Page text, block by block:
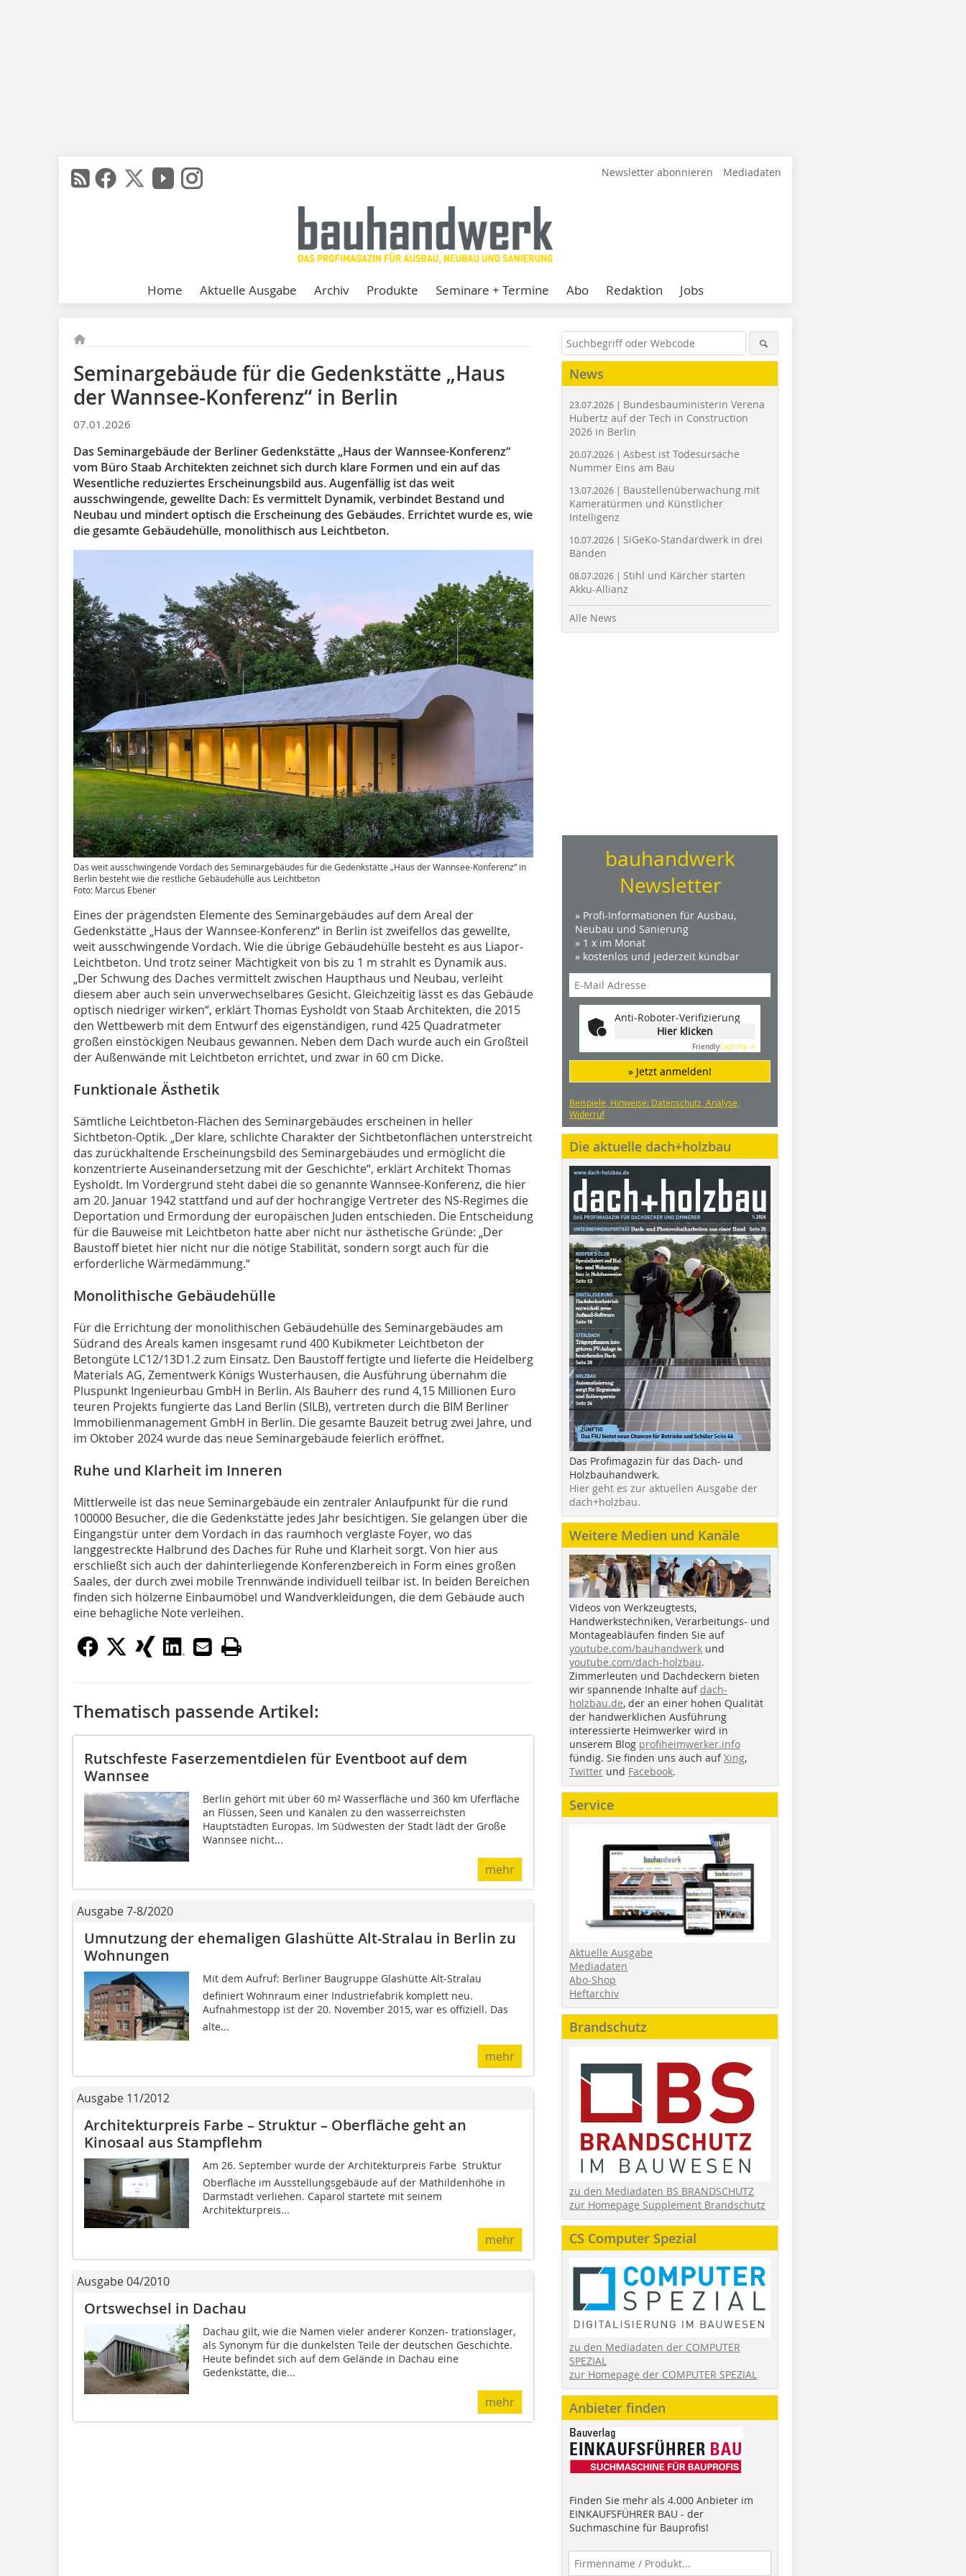
Newsletter abonnieren Mediadaten
Home Aktuelle Ausgabe Archiv Produkte Seminare + Termine Abo Redaktion Jobs
Seminargebäude für die Gedenkstätte „Haus
der Wannsee-Konferenz“ in Berlin
07.01.2026
Das Seminargebäude der Berliner Gedenkstätte „Haus der Wannsee-Konferenz“
vom Büro Staab Architekten zeichnet sich durch klare Formen und ein auf das
Wesentliche reduziertes Erscheinungsbild aus. Augenfällig ist das weit
ausschwingende, gewellte Dach: Es vermittelt Dynamik, verbindet Bestand und
Neubau und mindert optisch die Erscheinung des Gebäudes. Errichtet wurde es, wie
die gesamte Gebäudehülle, monolithisch aus Leichtbeton.
Das weit ausschwingende Vordach des Seminargebäudes für die Gedenkstätte „Haus der Wannsee-Konferenz“ in
Berlin besteht wie die restliche Gebäudehülle aus Leichtbeton
Foto: Marcus Ebener
Eines der prägendsten Elemente des Seminargebäudes auf dem Areal der
Gedenkstätte „Haus der Wannsee-Konferenz“ in Berlin ist zweifellos das gewellte,
weit ausschwingende Vordach. Wie die übrige Gebäudehülle besteht es aus Liapor-
Leichtbeton. Und trotz seiner Mächtigkeit von bis zu 1 m strahlt es Dynamik aus.
„Der Schwung des Daches vermittelt zwischen Haupthaus und Neubau, verleiht
diesem aber auch sein unverwechselbares Gesicht. Gleichzeitig lässt es das Gebäude
optisch niedriger wirken“, erklärt Thomas Eysholdt von Staab Architekten, die 2015
den Wettbewerb mit dem Entwurf des eigenständigen, rund 425 Quadratmeter
großen einstöckigen Neubaus gewannen. Neben dem Dach wurde auch ein Großteil
der Außenwände mit Leichtbeton errichtet, und zwar in 60 cm Dicke.
Funktionale Ästhetik
Sämtliche Leichtbeton-Flächen des Seminargebäudes erscheinen in heller
Sichtbeton-Optik. „Der klare, schlichte Charakter der Sichtbetonflächen unterstreicht
das zurückhaltende Erscheinungsbild des Seminargebäudes und ermöglicht die
konzentrierte Auseinandersetzung mit der Geschichte“, erklärt Architekt Thomas
Eysholdt. Im Vordergrund steht dabei die so genannte Wannsee-Konferenz, die hier
am 20. Januar 1942 stattfand und auf der hochrangige Vertreter des NS-Regimes die
Deportation und Ermordung der europäischen Juden entschieden. Die Entscheidung
für die Bauweise mit Leichtbeton hatte aber nicht nur ästhetische Gründe: „Der
Baustoff bietet hier nicht nur die nötige Stabilität, sondern sorgt auch für die
erforderliche Wärmedämmung.“
Monolithische Gebäudehülle
Für die Errichtung der monolithischen Gebäudehülle des Seminargebäudes am
Südrand des Areals kamen insgesamt rund 400 Kubikmeter Leichtbeton der
Betongüte LC12/13D1.2 zum Einsatz. Den Baustoff fertigte und lieferte die Heidelberg
Materials AG, Zementwerk Königs Wusterhausen, die Ausführung übernahm die
Pluspunkt Ingenieurbau GmbH in Berlin. Als Bauherr des rund 4,15 Millionen Euro
teuren Projekts fungierte das Land Berlin (SILB), vertreten durch die BIM Berliner
Immobilienmanagement GmbH in Berlin. Die gesamte Bauzeit betrug zwei Jahre, und
im Oktober 2024 wurde das neue Seminargebäude feierlich eröffnet.
Ruhe und Klarheit im Inneren
Mittlerweile ist das neue Seminargebäude ein zentraler Anlaufpunkt für die rund
100000 Besucher, die die Gedenkstätte jedes Jahr besichtigen. Sie gelangen über die
Eingangstür unter dem Vordach in das raumhoch verglaste Foyer, wo das
langgestreckte Halbrund des Daches für Ruhe und Klarheit sorgt. Von hier aus
erschließt sich auch der dahinterliegende Konferenzbereich in Form eines großen
Saales, der durch zwei mobile Trennwände individuell teilbar ist. In beiden Bereichen
finden sich hölzerne Einbaumöbel und Wandverkleidungen, die dem Gebäude auch
eine behagliche Note verleihen.
Thematisch passende Artikel:
Rutschfeste Faserzementdielen für Eventboot auf dem
Wannsee
Berlin gehört mit über 60 m² Wasserfläche und 360 km Uferfläche
an Flüssen, Seen und Kanälen zu den wasserreichsten
Hauptstädten Europas. Im Südwesten der Stadt lädt der Große
Wannsee nicht...
mehr
Ausgabe 7-8/2020
Umnutzung der ehemaligen Glashütte Alt-Stralau in Berlin zu
Wohnungen
Mit dem Aufruf: Berliner Baugruppe Glashütte Alt-Stralau
definiert Wohnraum einer Industriefabrik komplett neu.
Aufnahmestopp ist der 20. November 2015, war es offiziell. Das
alte...
mehr
Ausgabe 11/2012
Architekturpreis Farbe – Struktur – Oberfläche geht an
Kinosaal aus Stampflehm
Am 26. September wurde der Architekturpreis Farbe  Struktur 
Oberfläche im Ausstellungsgebäude auf der Mathildenhöhe in
Darmstadt verliehen. Caparol startete mit seinem
Architekturpreis...
mehr
Ausgabe 04/2010
Ortswechsel in Dachau
Dachau gilt, wie die Namen vieler anderer Konzen- trationslager,
als Synonym für die dunkelsten Teile der deutschen Geschichte.
Heute befindet sich auf dem Gelände in Dachau eine
Gedenkstätte, die...
mehr
News
23.07.2026 | Bundesbauministerin Verena
Hubertz auf der Tech in Construction
2026 in Berlin
20.07.2026 | Asbest ist Todesursache
Nummer Eins am Bau
13.07.2026 | Baustellenüberwachung mit
Kameratürmen und Künstlicher
Intelligenz
10.07.2026 | SiGeKo-Standardwerk in drei
Bänden
08.07.2026 | Stihl und Kärcher starten
Akku-Allianz
Alle News
bauhandwerk
Newsletter
» Profi-Informationen für Ausbau,
Neubau und Sanierung
» 1 x im Monat
» kostenlos und jederzeit kündbar
Anti-Roboter-Verifizierung
Hier klicken
FriendlyCaptcha ⇗
» Jetzt anmelden!
Beispiele, Hinweise: Datenschutz, Analyse,
Widerruf
Die aktuelle dach+holzbau
Das Profimagazin für das Dach- und
Holzbauhandwerk.
Hier geht es zur aktuellen Ausgabe der
dach+holzbau.
Weitere Medien und Kanäle
Videos von Werkzeugtests,
Handwerkstechniken, Verarbeitungs- und
Montageabläufen finden Sie auf
youtube.com/bauhandwerk und
youtube.com/dach-holzbau.
Zimmerleuten und Dachdeckern bieten
wir spannende Inhalte auf dach-
holzbau.de, der an einer hohen Qualität
der handwerklichen Ausführung
interessierte Heimwerker wird in
unserem Blog profiheimwerker.info
fündig. Sie finden uns auch aufXing,
Twitter und Facebook.
Service
Aktuelle Ausgabe
Mediadaten
Abo-Shop
Heftarchiv
Brandschutz
zu den Mediadaten BS BRANDSCHUTZ
zur Homepage Supplement Brandschutz
CS Computer Spezial
zu den Mediadaten der COMPUTER
SPEZIAL
zur Homepage der COMPUTER SPEZIAL
Anbieter finden
Finden Sie mehr als 4.000 Anbieter im
EINKAUFSFÜHRER BAU - der
Suchmaschine für Bauprofis!